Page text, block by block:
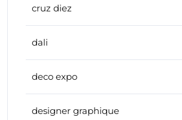
cruz diez
dali
deco expo
designer graphique